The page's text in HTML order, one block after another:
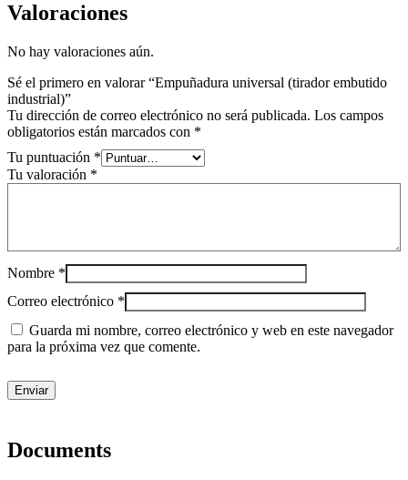
Valoraciones
No hay valoraciones aún.
Sé el primero en valorar “Empuñadura universal (tirador embutido
industrial)”
Tu dirección de correo electrónico no será publicada. Los campos
obligatorios están marcados con *
Tu puntuación *
Tu valoración *
Nombre *
Correo electrónico *
Guarda mi nombre, correo electrónico y web en este navegador
para la próxima vez que comente.
Documents